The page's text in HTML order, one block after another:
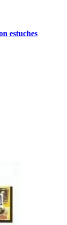
estuches